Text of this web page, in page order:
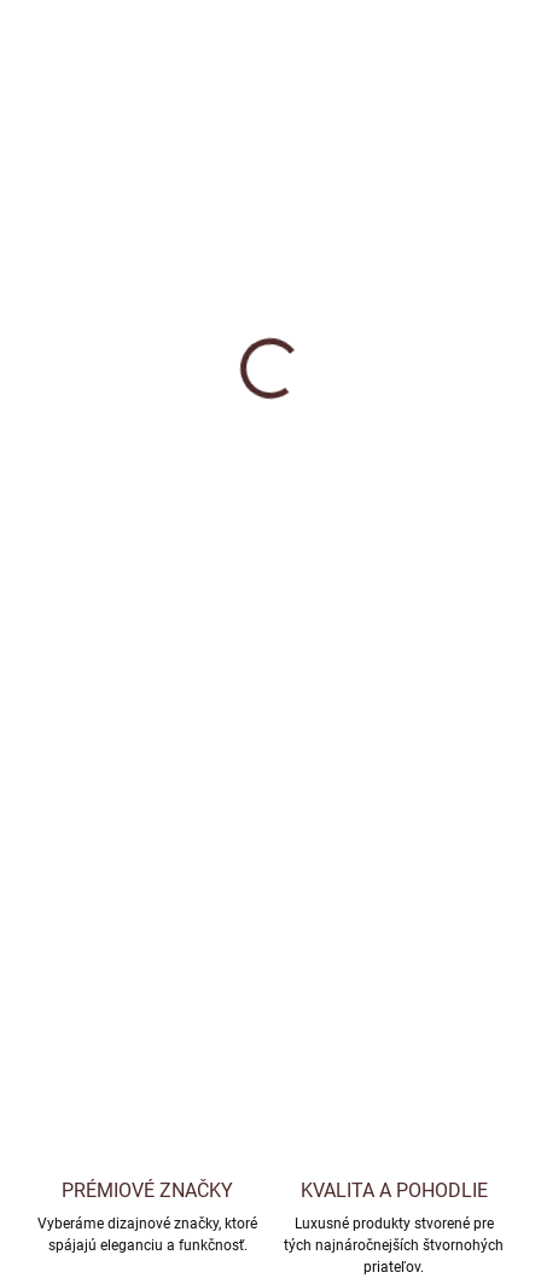
PRÉMIOVÉ ZNAČKY
Vyberáme dizajnové značky, ktoré
spájajú eleganciu a funkčnosť.
KVALITA A POHODLIE
Luxusné produkty stvorené pre
tých najnáročnejších štvornohých
priateľov.